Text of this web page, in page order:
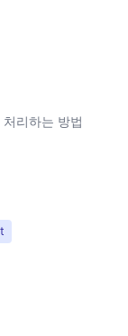
리하는 방법